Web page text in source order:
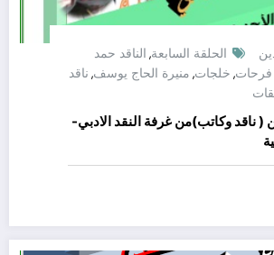
الحلقة السابعة, الناقد حمد
فرحات, خلجات, منيرة الحاج يوسف, ناقد
( ناقد وكاتب)من غرفة النقد الادبي-